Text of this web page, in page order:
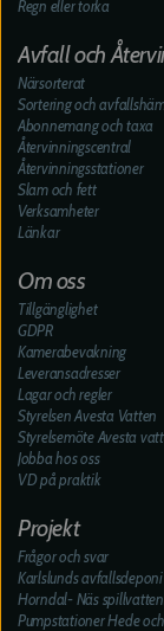
Regn eller torka
Avfall och
Närsorterat
Sortering och
Abonnemang och taxa
Återvinningscentral
Återvinningsstationer
Slam och fett
Verksamheter
Länkar
Om oss
Tillgänglighet
GDPR
Kamerabevakning
Leveransadresser
Lagar och regler
Styrelsen Avesta Vatten
Styrelsemöte Avesta
Jobba hos oss
VD på praktik
Projekt
Frågor och svar
Karlslunds avfallsdeponi
Horndal- Näs
Pumpstationer Hede